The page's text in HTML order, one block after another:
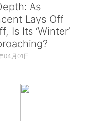
As
Lays Off
Is Its ‘Winter’
04月01日